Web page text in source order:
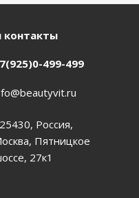
499-499
Россия,
Пятницкое
27к1